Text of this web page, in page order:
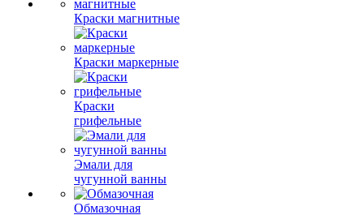
Краски магнитные
Краски маркерные
Краски
грифельные
Эмали для
чугунной ванны
Обмазочная